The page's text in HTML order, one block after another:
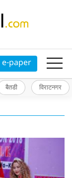
e-paper
बैतडी विराटनगर